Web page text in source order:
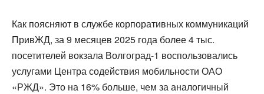
Как поясняют в службе корпоративных коммуникаций
ПривЖД, за 9 месяцев 2025 года более 4 тыс.
посетителей вокзала Волгоград-1 воспользовались
услугами Центра содействия мобильности ОАО
«РЖД». Это на 16% больше, чем за аналогичный